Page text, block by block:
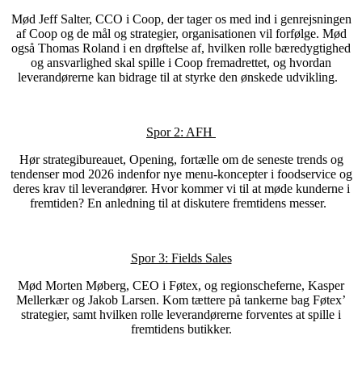
Mød Jeff Salter, CCO i Coop, der tager os med ind i genrejsningen
af Coop og de mål og strategier, organisationen vil forfølge. Mød
også Thomas Roland i en drøftelse af, hvilken rolle bæredygtighed
og ansvarlighed skal spille i Coop fremadrettet, og hvordan
leverandørerne kan bidrage til at styrke den ønskede udvikling.
Spor 2: AFH
Hør strategibureauet, Opening, fortælle om de seneste trends og
tendenser mod 2026 indenfor nye menu-koncepter i foodservice og
deres krav til leverandører. Hvor kommer vi til at møde kunderne i
fremtiden? En anledning til at diskutere fremtidens messer.
Spor 3: Fields Sales
Mød Morten Møberg, CEO i Føtex, og regionscheferne, Kasper
Mellerkær og Jakob Larsen. Kom tættere på tankerne bag Føtex’
strategier, samt hvilken rolle leverandørerne forventes at spille i
fremtidens butikker.